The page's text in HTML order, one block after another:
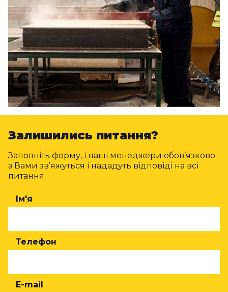
Залишились питання?
Заповніть форму, і наші менеджери обов’язково
з Вами зв’яжуться і нададуть відповіді на всі
питання.
Ім'я
Телефон
E-mail